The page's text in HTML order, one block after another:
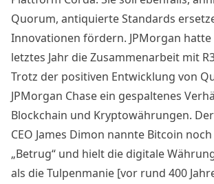
Quorum, antiquierte Standards
Innovationen fördern. JPMorgan
letztes Jahr die Zusammenarbeit mit
Trotz der positiven Entwicklung von
JPMorgan Chase ein gespaltenes
Blockchain und Kryptowährungen.
CEO James Dimon nannte Bitcoin
„Betrug“ und hielt die digitale
als die Tulpenmanie [vor rund 400